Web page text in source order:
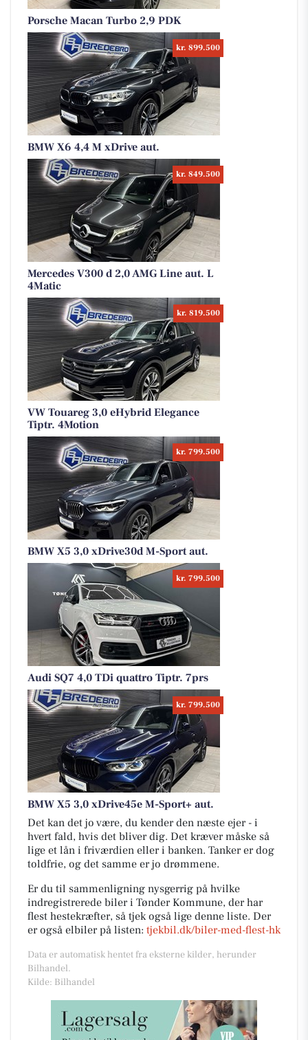
Porsche Macan Turbo 2,9 PDK
kr. 899.500
BMW X6 4,4 M xDrive aut.
kr. 849.500
Mercedes V300 d 2,0 AMG Line aut. L
4Matic
kr. 819.500
VW Touareg 3,0 eHybrid Elegance
Tiptr. 4Motion
kr. 799.500
BMW X5 3,0 xDrive30d M-Sport aut.
kr. 799.500
Audi SQ7 4,0 TDi quattro Tiptr. 7prs
kr. 799.500
BMW X5 3,0 xDrive45e M-Sport+ aut.
Det kan det jo være, du kender den næste ejer - i
hvert fald, hvis det bliver dig. Det kræver måske så
lige et lån i friværdien eller i banken. Tanker er dog
toldfrie, og det samme er jo drømmene.
Er du til sammenligning nysgerrig på hvilke
indregistrerede biler i Tønder Kommune, der har
flest hestekræfter, så tjek også lige denne liste. Der
er også elbiler på listen: tjekbil.dk/biler-med-flest-hk
Data er automatisk hentet fra eksterne kilder, herunder
Bilhandel.
Kilde: Bilhandel